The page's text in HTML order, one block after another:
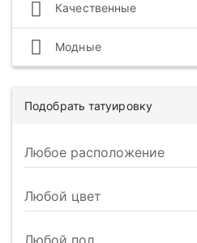
Качественные
Модные
Подобрать татуировку